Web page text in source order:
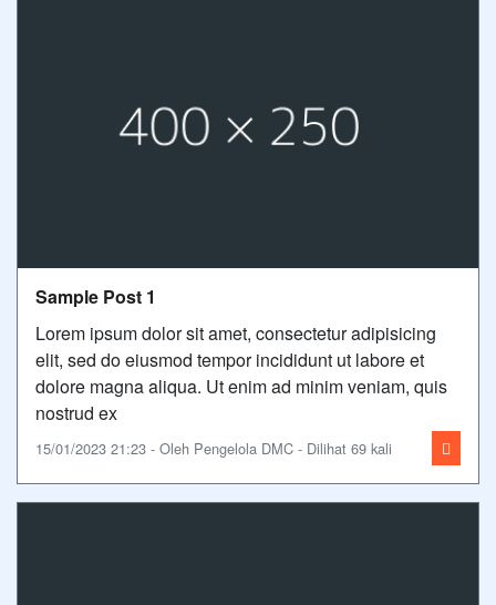
Sample Post 1
Lorem ipsum dolor sit amet, consectetur adipisicing
elit, sed do eiusmod tempor incididunt ut labore et
dolore magna aliqua. Ut enim ad minim veniam, quis
nostrud ex
15/01/2023 21:23 - Oleh Pengelola DMC - Dilihat 69 kali